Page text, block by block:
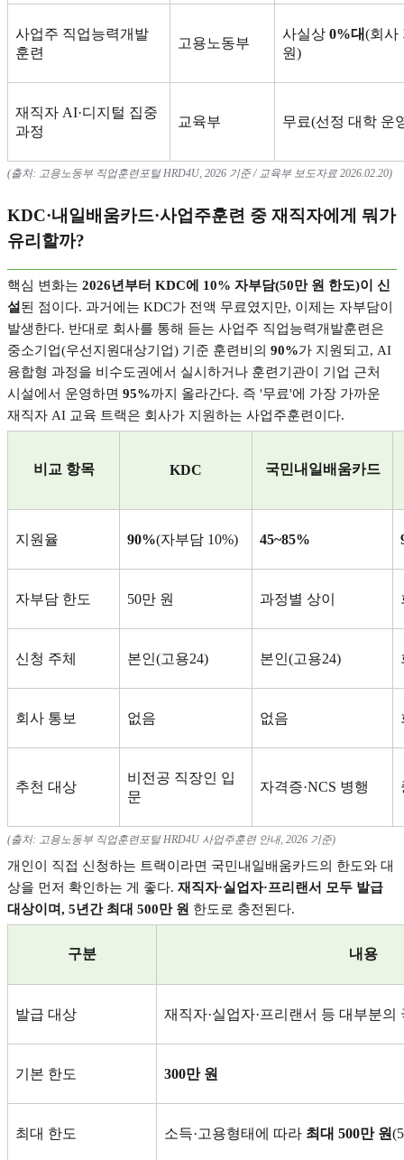
사업주 직업능력개발
훈련
고용노동부
사실상 0%대(회사
원)
재직자 AI·디지털 집중
과정
교육부 무료(선정 대학 운
(출처: 고용노동부 직업훈련포털HRD4U, 2026 기준/ 교육부 보도자료 2026.02.20)
KDC·내일배움카드·사업주훈련 중 재직자에게 뭐가
유리할까?
핵심 변화는 2026년부터 KDC에 10% 자부담(50만 원 한도)이 신
설 된 점이다. 과거에는 KDC가 전액 무료였지만, 이제는 자부담이
발생한다. 반대로 회사를 통해 듣는 사업주 직업능력개발훈련은
중소기업(우선지원대상기업) 기준 훈련비의 90%가 지원되고, AI
융합형 과정을 비수도권에서 실시하거나 훈련기관이 기업 근처
시설에서 운영하면 95%까지 올라간다. 즉 '무료'에 가장 가까운
재직자 AI 교육 트랙은 회사가 지원하는 사업주훈련이다.
비교 항목 KDC 국민내일배움카드
지원율 90%(자부담 10%) 45~85%
자부담 한도 50만 원 과정별 상이
신청 주체 본인(고용24) 본인(고용24)
회사 통보 없음 없음
추천 대상
비전공 직장인 입
문
자격증·NCS 병행
(출처: 고용노동부 직업훈련포털HRD4U 사업주훈련 안내, 2026 기준)
개인이 직접 신청하는 트랙이라면 국민내일배움카드의 한도와 대
상을 먼저 확인하는 게 좋다. 재직자·실업자·프리랜서 모두 발급
대상이며, 5년간 최대 500만 원 한도로 충전된다.
구분 내용
발급 대상 재직자·실업자·프리랜서 등 대부분의
기본 한도 300만 원
최대 한도 소득·고용형태에 따라 최대 500만 원(5